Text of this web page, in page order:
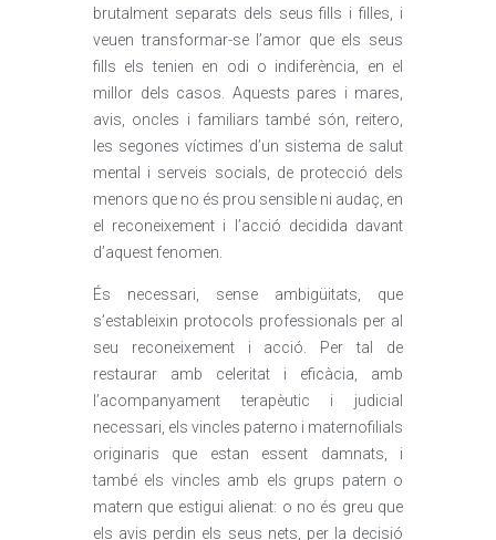
brutalment separats dels seus fills i filles, i
veuen transformar-se l’amor que els seus
fills els tenien en odi o indiferència, en el
millor dels casos. Aquests pares i mares,
avis, oncles i familiars també són, reitero,
les segones víctimes d’un sistema de salut
mental i serveis socials, de protecció dels
menors que no és prou sensible ni audaç, en
el reconeixement i l’acció decidida davant
d’aquest fenomen.
És necessari, sense ambigüitats, que
s’estableixin protocols professionals per al
seu reconeixement i acció. Per tal de
restaurar amb celeritat i eficàcia, amb
l’acompanyament terapèutic i judicial
necessari, els vincles paterno i maternofilials
originaris que estan essent damnats, i
també els vincles amb els grups patern o
matern que estigui alienat: o no és greu que
els avis perdin els seus nets, per la decisió